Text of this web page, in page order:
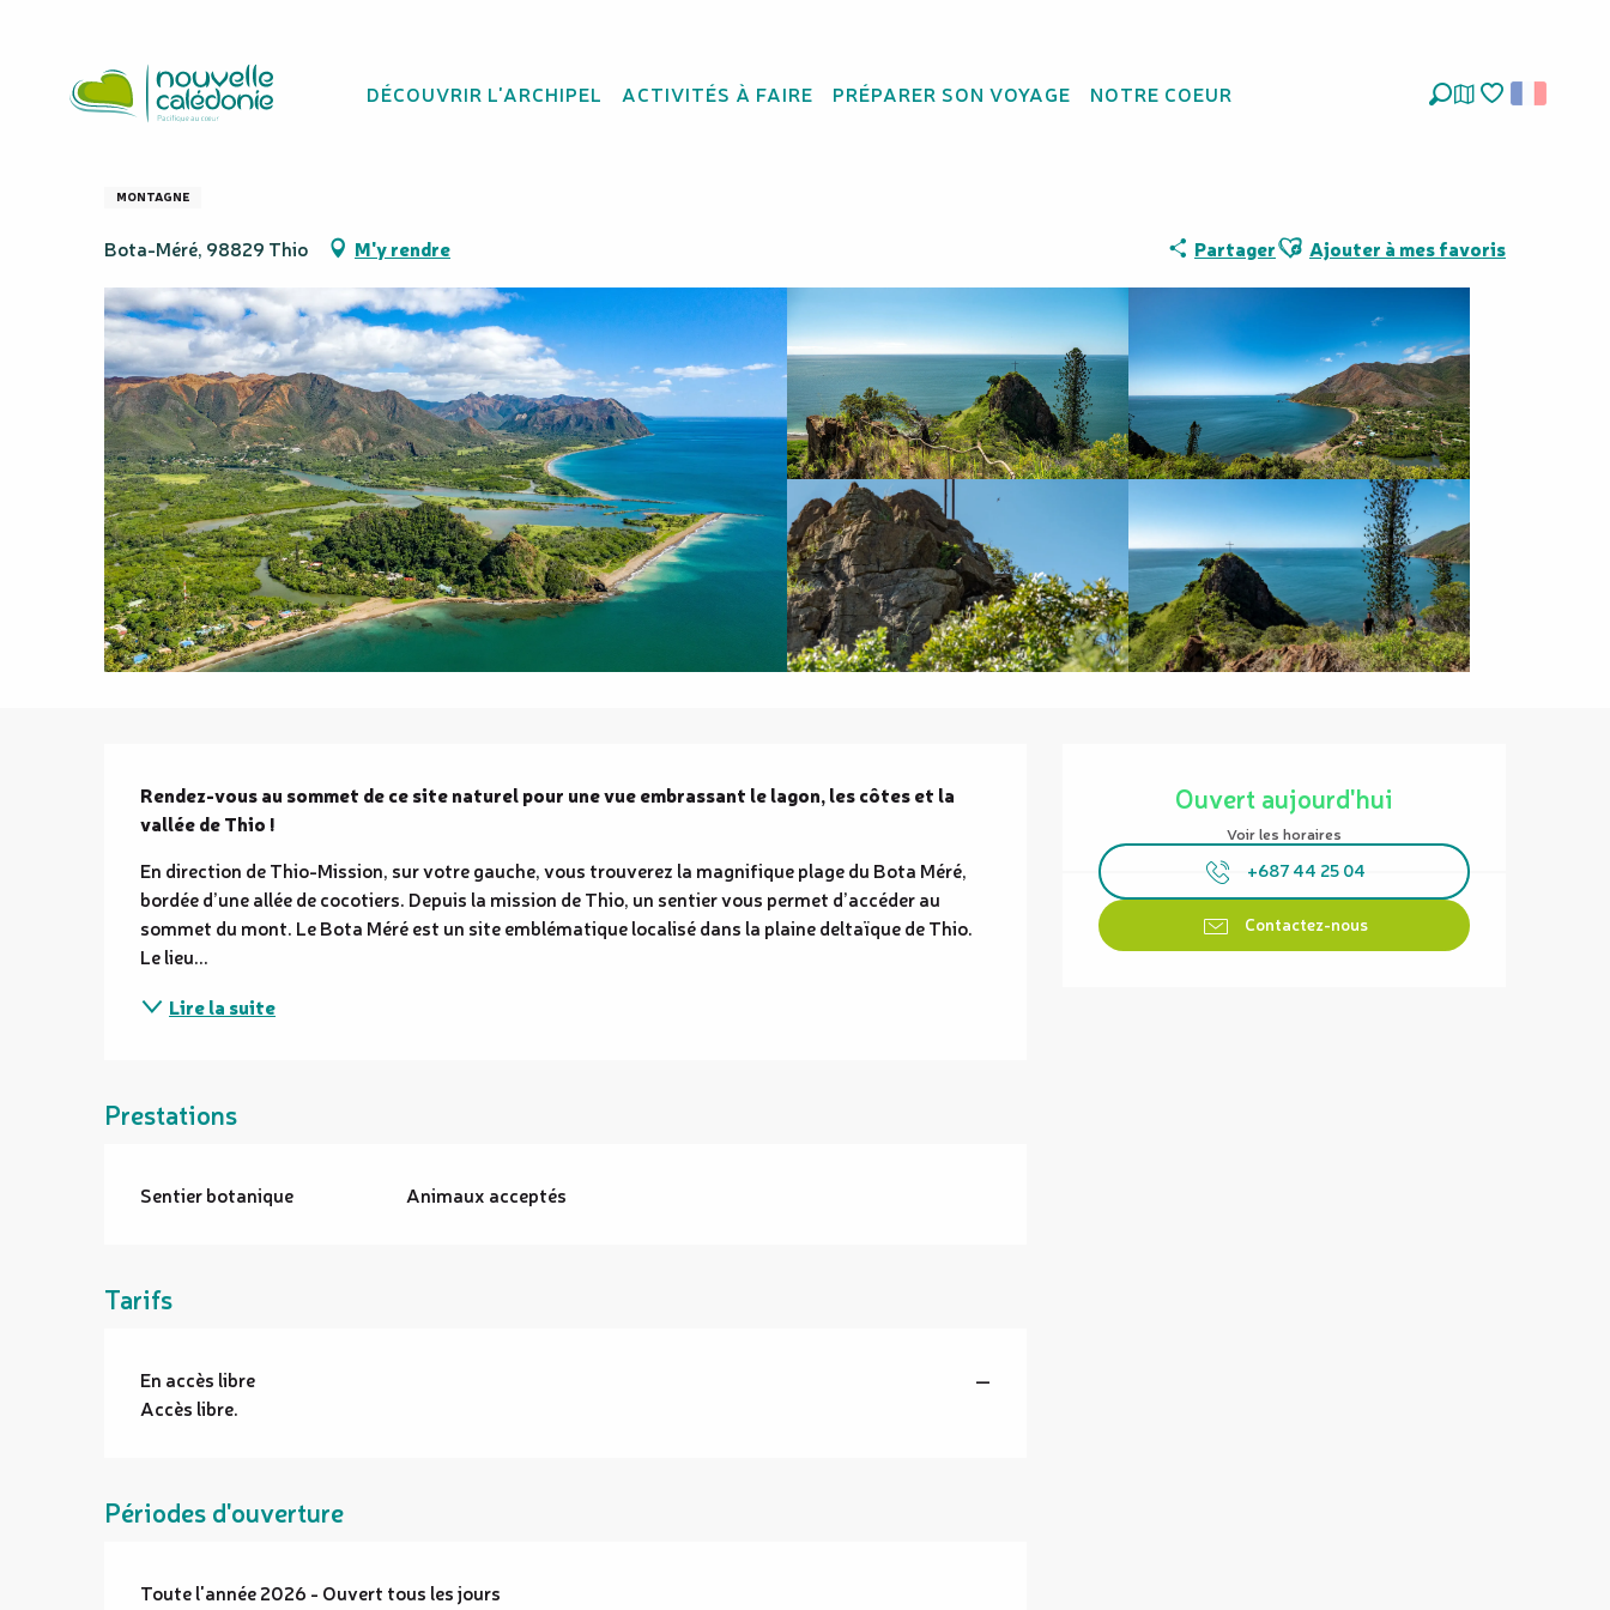
principal
DÉCOUVRIR L'ARCHIPEL ACTIVITÉS À FAIRE PRÉPARER SON VOYAGE NOTRE COEUR
Mont Bota Méré
MONTAGNE
Bota-Méré, 98829 Thio M'y rendre PartagerAjouter aux favoris
Ajouter à mes favoris
Ouvert aujourd'hui
Voir les horaires
+687 44 25 04
Contactez-nous
Description
Rendez-vous au sommet de ce site naturel pour une vue embrassant le lagon, les côtes et la
vallée de Thio !
En direction de Thio-Mission, sur votre gauche, vous trouverez la magnifique plage du Bota Méré,
bordée d’une allée de cocotiers. Depuis la mission de Thio, un sentier vous permet d’accéder au
sommet du mont. Le Bota Méré est un site emblématique localisé dans la plaine deltaïque de Thio.
Le lieu...
Lire la suite
Prestations
Sentier botanique Animaux acceptés
Tarifs
En accès libre
—
Accès libre.
Périodes d'ouverture
Toute l'année 2026 - Ouvert tous les jours